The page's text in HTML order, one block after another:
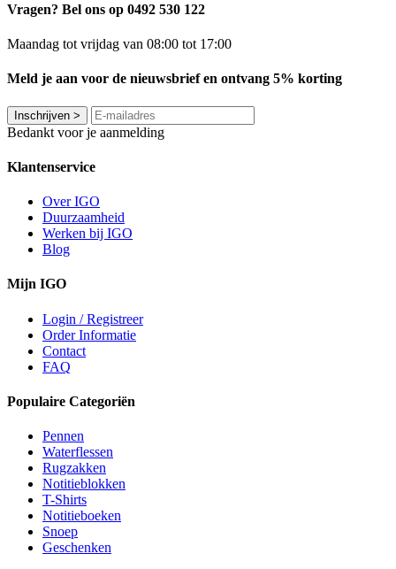
Vragen? Bel ons op 0492 530 122
Maandag tot vrijdag van 08:00 tot 17:00
Meld je aan voor de nieuwsbrief en ontvang 5% korting
Inschrijven >
Bedankt voor je aanmelding
Klantenservice
Over IGO
Duurzaamheid
Werken bij IGO
Blog
Mijn IGO
Login / Registreer
Order Informatie
Contact
FAQ
Populaire Categoriën
Pennen
Waterflessen
Rugzakken
Notitieblokken
T-Shirts
Notitieboeken
Snoep
Geschenken